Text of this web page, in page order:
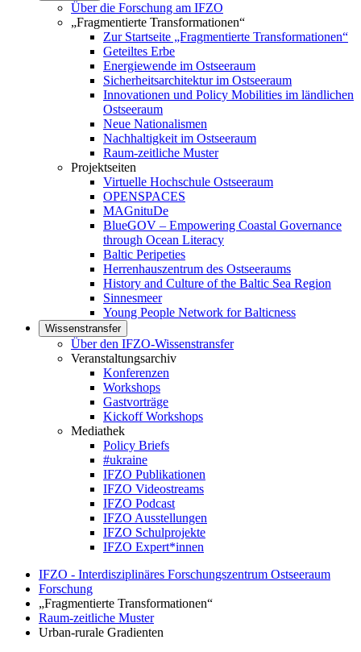
Über die Forschung am IFZO
„Fragmentierte Transformationen“
Zur Startseite „Fragmentierte Transformationen“
Geteiltes Erbe
Energiewende im Ostseeraum
Sicherheitsarchitektur im Ostseeraum
Innovationen und Policy Mobilities im ländlichen
Ostseeraum
Neue Nationalismen
Nachhaltigkeit im Ostseeraum
Raum-zeitliche Muster
Projektseiten
Virtuelle Hochschule Ostseeraum
OPENSPACES
MAGnituDe
BlueGOV – Empowering Coastal Governance
through Ocean Literacy
Baltic Peripeties
Herrenhauszentrum des Ostseeraums
History and Culture of the Baltic Sea Region
Sinnesmeer
Young People Network for Balticness
Wissenstransfer
Über den IFZO-Wissenstransfer
Veranstaltungsarchiv
Konferenzen
Workshops
Gastvorträge
Kickoff Workshops
Mediathek
Policy Briefs
#ukraine
IFZO Publikationen
IFZO Videostreams
IFZO Podcast
IFZO Ausstellungen
IFZO Schulprojekte
IFZO Expert*innen
IFZO - Interdisziplinäres Forschungszentrum Ostseeraum
Forschung
„Fragmentierte Transformationen“
Raum-zeitliche Muster
Urban-rurale Gradienten